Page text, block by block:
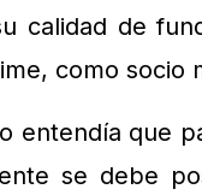
calidad de
como socio
entendía que
se debe